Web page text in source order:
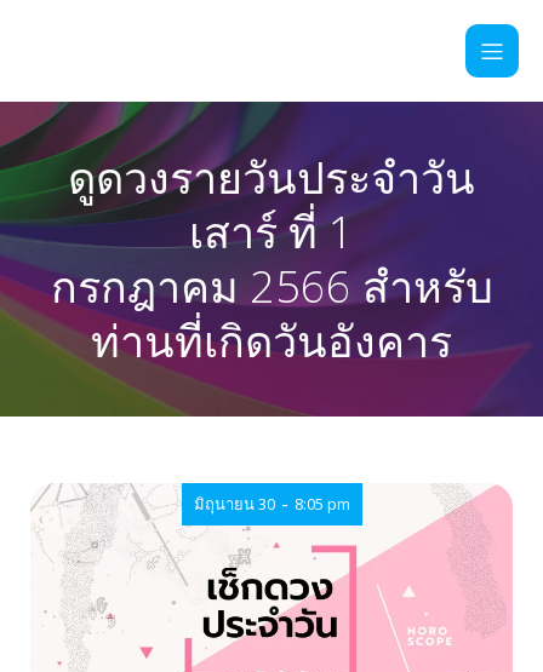
ดูดวงรายวันประจำวัน
เสาร์ ที่ 1
กรกฎาคม 2566 สำหรับ
ท่านที่เกิดวันอังคาร
มิถุนายน 30 - 8:05 pm